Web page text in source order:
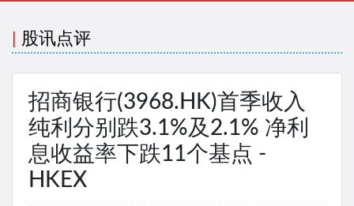
客户登入
简体
Facebook
股讯点评
招商银行(3968.HK)首季收入
纯利分别跌3.1%及2.1% 净利
息收益率下跌11个基点 -
HKEX